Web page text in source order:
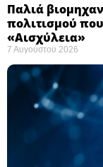
Παλιά
πολιτισμού
«Αισχύλεια» ​
7 Αυγούστου 2026